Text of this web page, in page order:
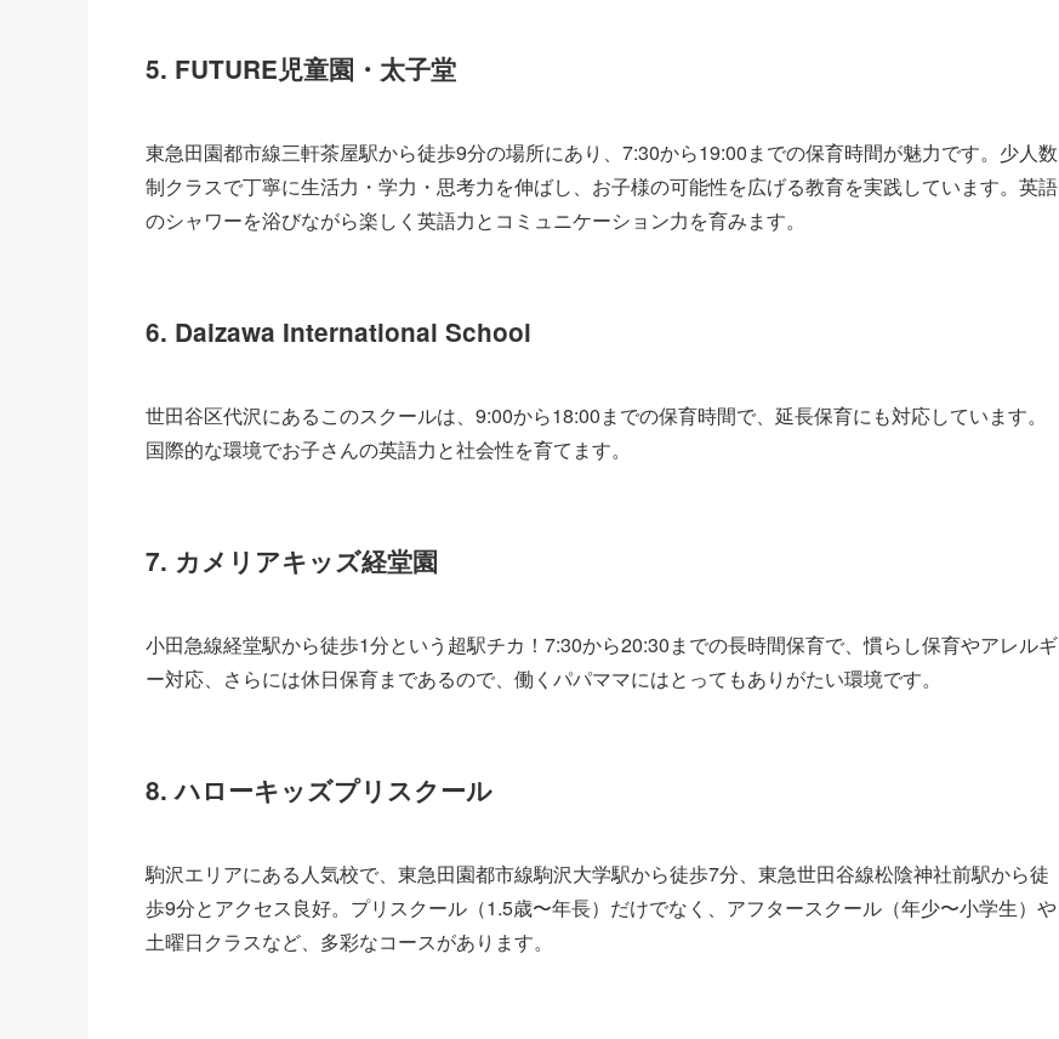
5. FUTURE児童園・太子堂
東急田園都市線三軒茶屋駅から徒歩9分の場所にあり、7:30から19:00までの保育時間が魅力です。少人数
制クラスで丁寧に生活力・学力・思考力を伸ばし、お子様の可能性を広げる教育を実践しています。英語
のシャワーを浴びながら楽しく英語力とコミュニケーション力を育みます。
6. Daizawa International School
世田谷区代沢にあるこのスクールは、9:00から18:00までの保育時間で、延長保育にも対応しています。
国際的な環境でお子さんの英語力と社会性を育てます。
7. カメリアキッズ経堂園
小田急線経堂駅から徒歩1分という超駅チカ！7:30から20:30までの長時間保育で、慣らし保育やアレルギ
ー対応、さらには休日保育まであるので、働くパパママにはとってもありがたい環境です。
8. ハローキッズプリスクール
駒沢エリアにある人気校で、東急田園都市線駒沢大学駅から徒歩7分、東急世田谷線松陰神社前駅から徒
歩9分とアクセス良好。プリスクール（1.5歳〜年長）だけでなく、アフタースクール（年少〜小学生）や
土曜日クラスなど、多彩なコースがあります。